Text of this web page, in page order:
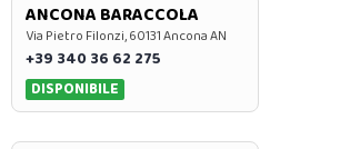
ANCONA BARACCOLA
Via Pietro Filonzi, 60131 Ancona AN
+39 340 36 62 275
DISPONIBILE